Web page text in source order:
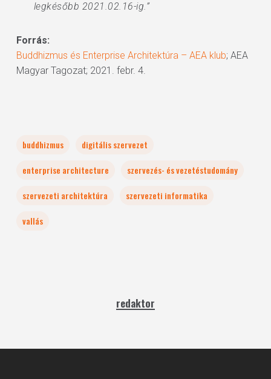
legkésőbb 2021.02.16-ig.”
Forrás:
Buddhizmus és Enterprise Architektúra – AEA klub; AEA
Magyar Tagozat; 2021. febr. 4.
buddhizmus
digitális szervezet
enterprise architecture
szervezés- és vezetéstudomány
szervezeti architektúra
szervezeti informatika
vallás
redaktor